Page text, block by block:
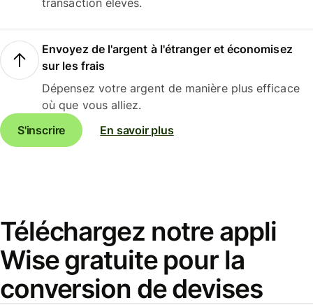
transaction élevés.
Envoyez de l'argent à l'étranger et économisez
sur les frais
Dépensez votre argent de manière plus efficace
où que vous alliez.
S'inscrire
En savoir plus
Téléchargez notre appli
Wise gratuite pour la
conversion de devises